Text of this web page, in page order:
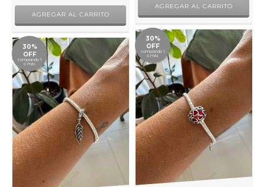
30%
OFF
comprando 1
o más
30%
OFF
comprando 1
o más